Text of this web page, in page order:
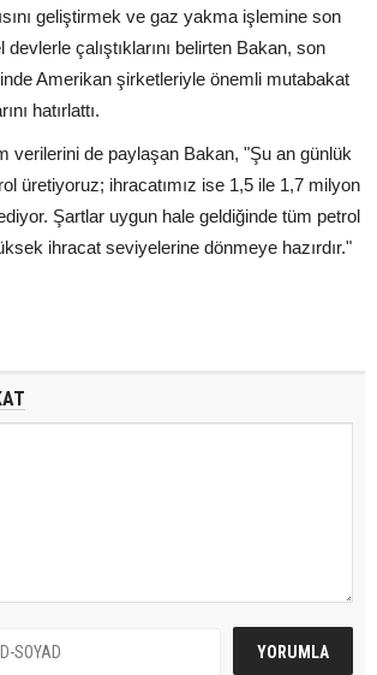
geliştirmek ve gaz yakma işlemine son
çalıştıklarını belirten Bakan, son
Amerikan şirketleriyle önemli mutabakat
hatırlattı.
verilerini de paylaşan Bakan, "Şu an günlük
üretiyoruz; ihracatımız ise 1,5 ile 1,7 milyon
Şartlar uygun hale geldiğinde tüm petrol
ihracat seviyelerine dönmeye hazırdır."